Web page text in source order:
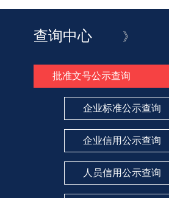
查询中心 》
批准文号公示查询
企业标准公示查询
企业信用公示查询
人员信用公示查询